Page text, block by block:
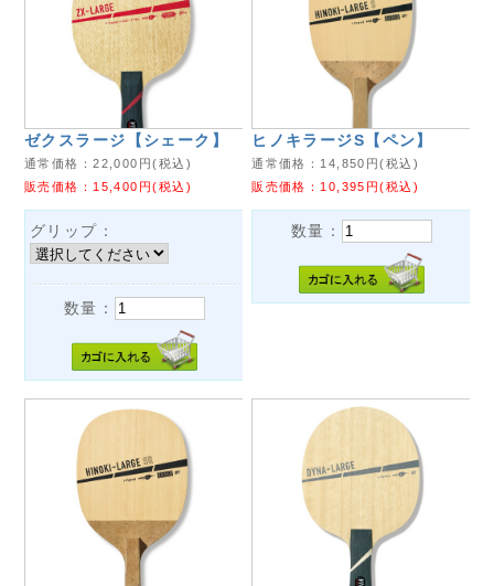
ゼクスラージ【シェーク】
通常価格：22,000 円(税込)
販売価格： 15,400 円(税込)
グリップ：
数量：
ヒノキラージS【ペン】
通常価格： 14,850 円(税込)
販売価格： 10,395 円(税込)
数量：